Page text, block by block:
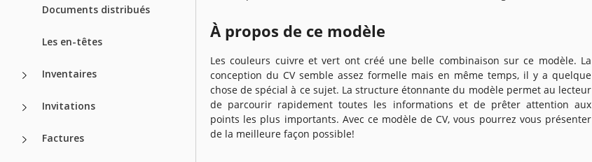
Documents distribués
Les en-têtes
Inventaires
Invitations
Factures
À propos de ce modèle
Les couleurs cuivre et vert ont créé une belle combinaison sur ce modèle. La
conception du CV semble assez formelle mais en même temps, il y a quelque
chose de spécial à ce sujet. La structure étonnante du modèle permet au lecteur
de parcourir rapidement toutes les informations et de prêter attention aux
points les plus importants. Avec ce modèle de CV, vous pourrez vous présenter
de la meilleure façon possible!